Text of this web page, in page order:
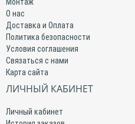
О нас
Доставка и Оплата
Политика безопасности
Условия соглашения
Связаться с нами
Карта сайта
ЛИЧНЫЙ КАБИНЕТ
Личный кабинет